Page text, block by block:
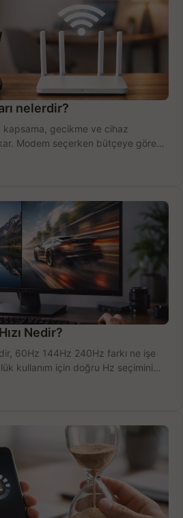
nelerdir?
kapsama, gecikme ve cihaz
Modem seçerken bütçeye göre
Nedir?
60Hz 144Hz 240Hz farkı ne işe
kullanım için doğru Hz seçimini